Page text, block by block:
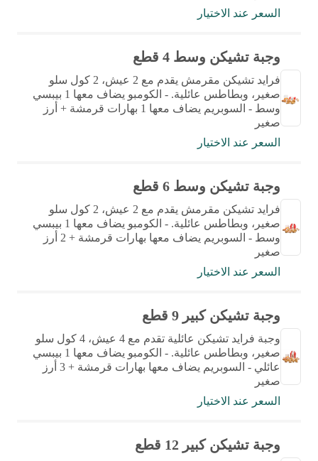
السعر عند الاختيار
وجبة تشيكن وسط 4 قطع
فرايد تشيكن مقرمش يقدم مع 2 عيش، 2 كول سلو
صغير، وبطاطس عائلية. - الكومبو يضاف معها 1 بيبسي
وسط - السوبريم يضاف معها 1 بهارات قرمشة + أرز
صغير
السعر عند الاختيار
وجبة تشيكن وسط 6 قطع
فرايد تشيكن مقرمش يقدم مع 2 عيش، 2 كول سلو
صغير، وبطاطس عائلية. - الكومبو يضاف معها 1 بيبسي
وسط - السوبريم يضاف معها بهارات قرمشة + 2 أرز
صغير
السعر عند الاختيار
وجبة تشيكن كبير 9 قطع
وجبة فرايد تشيكن عائلية تقدم مع 4 عيش، 4 كول سلو
صغير، وبطاطس عائلية. - الكومبو يضاف معها 1 بيبسي
عائلي - السوبريم يضاف معها بهارات قرمشة + 3 أرز
صغير
السعر عند الاختيار
وجبة تشيكن كبير 12 قطع